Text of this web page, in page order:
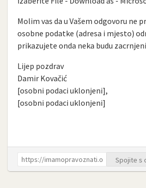
Molim vas da u Vašem odgovoru ne
osobne podatke (adresa i mjesto)
prikazujete onda neka budu
Lijep pozdrav
Damir Kovačić
[osobni podaci uklonjeni],
[osobni podaci uklonjeni]
Spojite s